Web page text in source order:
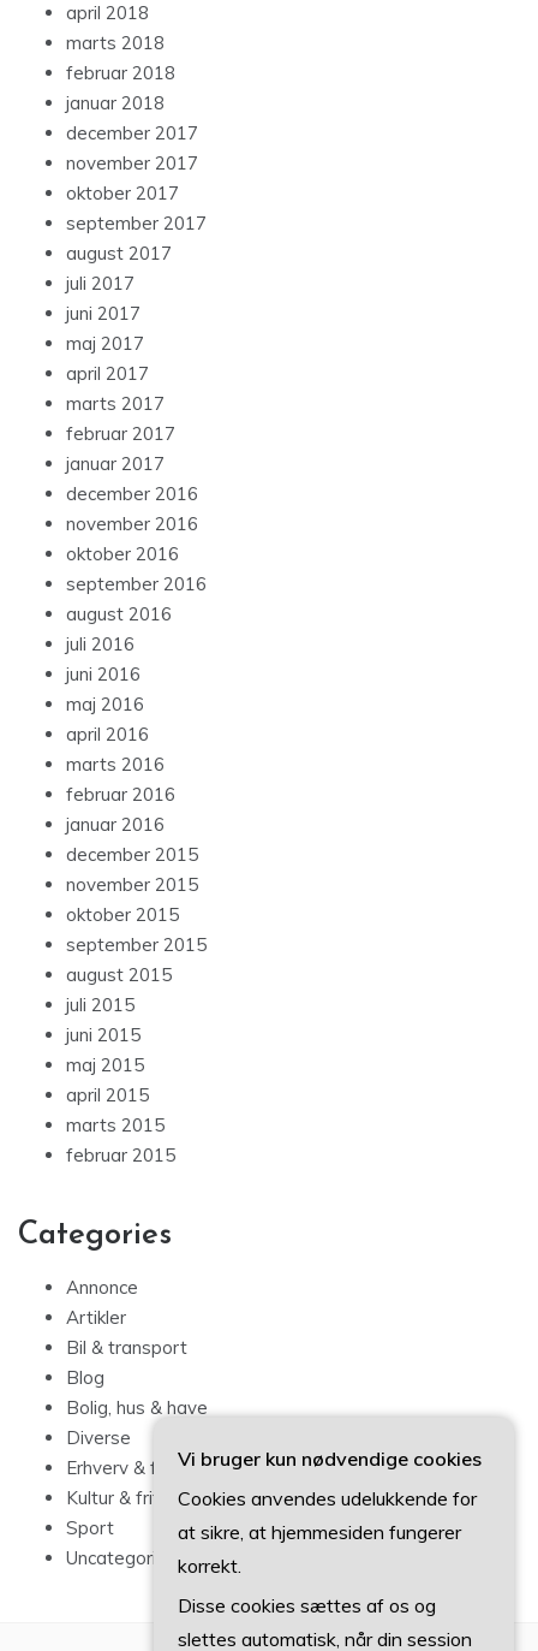
april 2018
marts 2018
februar 2018
januar 2018
december 2017
november 2017
oktober 2017
september 2017
august 2017
juli 2017
juni 2017
maj 2017
april 2017
marts 2017
februar 2017
januar 2017
december 2016
november 2016
oktober 2016
september 2016
august 2016
juli 2016
juni 2016
maj 2016
april 2016
marts 2016
februar 2016
januar 2016
december 2015
november 2015
oktober 2015
september 2015
august 2015
juli 2015
juni 2015
maj 2015
april 2015
marts 2015
februar 2015
Categories
Annonce
Artikler
Bil & transport
Blog
Bolig, hus & have
Diverse
Erhverv & forbrug
Kultur & fritid
Sport
Uncategorized
Vi bruger kun nødvendige cookies
Cookies anvendes udelukkende for
at sikre, at hjemmesiden fungerer
korrekt.
Disse cookies sættes af os og
slettes automatisk, når din session